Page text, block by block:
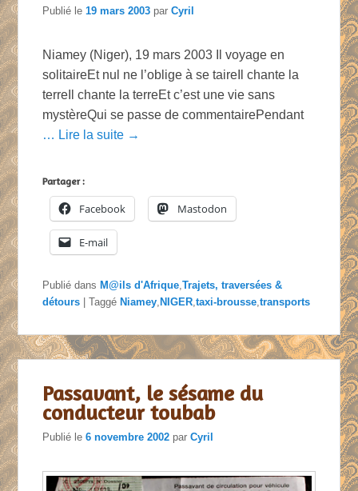
Publié le19 mars 2003 parCyril
Niamey (Niger), 19 mars 2003 Il voyage en
solitaireEt nul ne l’oblige à se taireIl chante la
terreIl chante la terreEt c’est une vie sans
mystèreQui se passe de commentairePendant
… Lire la suite →
Partager :
Facebook Mastodon
E-mail
Publié dans M@ils d'Afrique,Trajets, traversées &
détours
|Taggé Niamey, NIGER,taxi-brousse,transports
Passavant, le sésame du
conducteur toubab
Publié le6 novembre 2002 parCyril